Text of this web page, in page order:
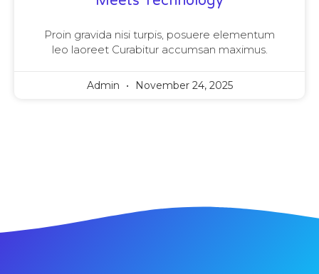
Proin gravida nisi turpis, posuere elementum
leo laoreet Curabitur accumsan maximus.
Admin November 24, 2025